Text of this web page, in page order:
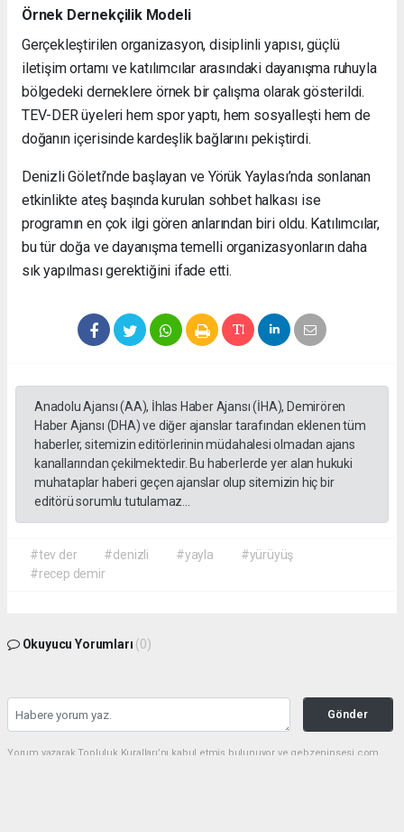
çok yolumuz var”
Etkinlik sonrası gazetemize açıklamalarda bulunan TEV-
DER BaşkanıRecep Demir, katılımcılara teşekkür ederek
şu ifadeleri kullandı:
“Denizli Göleti ve Yörük Yaylası bölgesinde
gerçekleştirdiğimiz 15 km’lik yürüyüş ve kamp
programını başarıyla tamamladık. Uzaktan yakından
etkinliğimize katılım sağlayan tüm üyelerimize,
kardeşlerimize ve hemşehrilerimize teşekkür
ediyorum. Bugün ortaya koyduğumuz tablo, birlikte
daha gösterdi. Birliğimiz daim olsun.”
bir yapıyla sosyal, kültürel ve sportif faaliyetlere ağırlık
vereceğini belirtti:
“Biz TEV-DER’i sadece bir dernek değil, kültürünü
yaşatan büyük bir aile olarak görüyoruz. Bundan sonra
daha fazla kamp, yürüyüş, sosyal ve kültürel etkinlik
organize ederek hemşehrilerimizle dayanışmayı
iletişim ortamı ve katılımcılar arasındaki dayanışma ruhuyla
bölgedeki derneklere örnek bir çalışma olarak gösterildi.
TEV-DER üyeleri hem spor yaptı, hem sosyalleşti hem de